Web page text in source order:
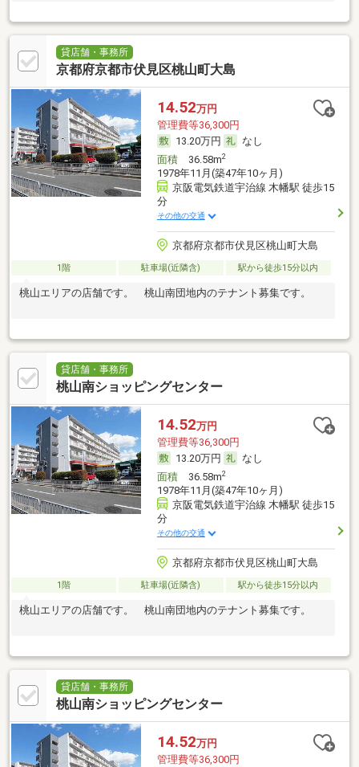
貸店舗・事務所
京都府京都市伏見区桃山町大島
14.52万円
管理費等36,300円
13.20万円
なし
面積36.58m2
1978年11月(築47年10ヶ月)
京阪電気鉄道宇治線 木幡駅 徒歩15
分
その他の交通
京都府京都市伏見区桃山町大島
1階 駐車場(近隣含) 駅から徒歩15分以内
桃山エリアの店舗です。 桃山南団地内のテナント募集です。
貸店舗・事務所
桃山南ショッピングセンター
14.52万円
管理費等36,300円
13.20万円
なし
面積36.58m2
1978年11月(築47年10ヶ月)
京阪電気鉄道宇治線 木幡駅 徒歩15
分
その他の交通
京都府京都市伏見区桃山町大島
1階 駐車場(近隣含) 駅から徒歩15分以内
桃山エリアの店舗です。 桃山南団地内のテナント募集です。
貸店舗・事務所
桃山南ショッピングセンター
14.52万円
管理費等36,300円